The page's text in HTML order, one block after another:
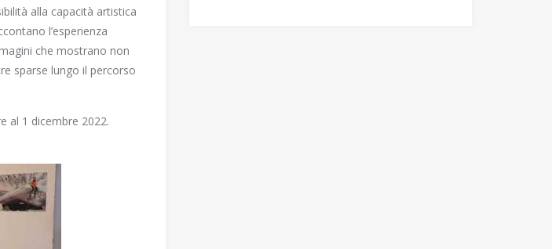
alla capacità artistica
l’esperienza
che mostrano non
sparse lungo il percorso
al 1 dicembre 2022.